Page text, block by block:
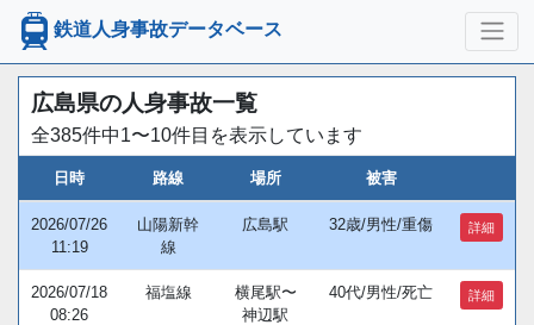
鉄道人身事故データベース
広島県の人身事故一覧
全385件中1〜10件目を表示しています
日時 路線 場所 被害
2026/07/26
11:19
山陽新幹
線
広島駅 32歳/男性/重傷 詳細
2026/07/18
08:26
福塩線
横尾駅〜
神辺駅
40代/男性/死亡 詳細